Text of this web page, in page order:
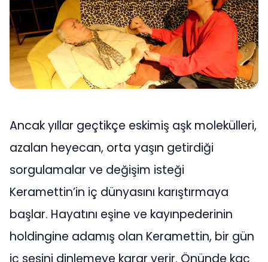
Ancak yıllar geçtikçe eskimiş aşk molekülleri,
azalan heyecan, orta yaşın getirdiği
sorgulamalar ve değişim isteği
Keramettin’in iç dünyasını karıştırmaya
başlar. Hayatını eşine ve kayınpederinin
holdingine adamış olan Keramettin, bir gün
iç sesini dinlemeye karar verir. Önünde kaç